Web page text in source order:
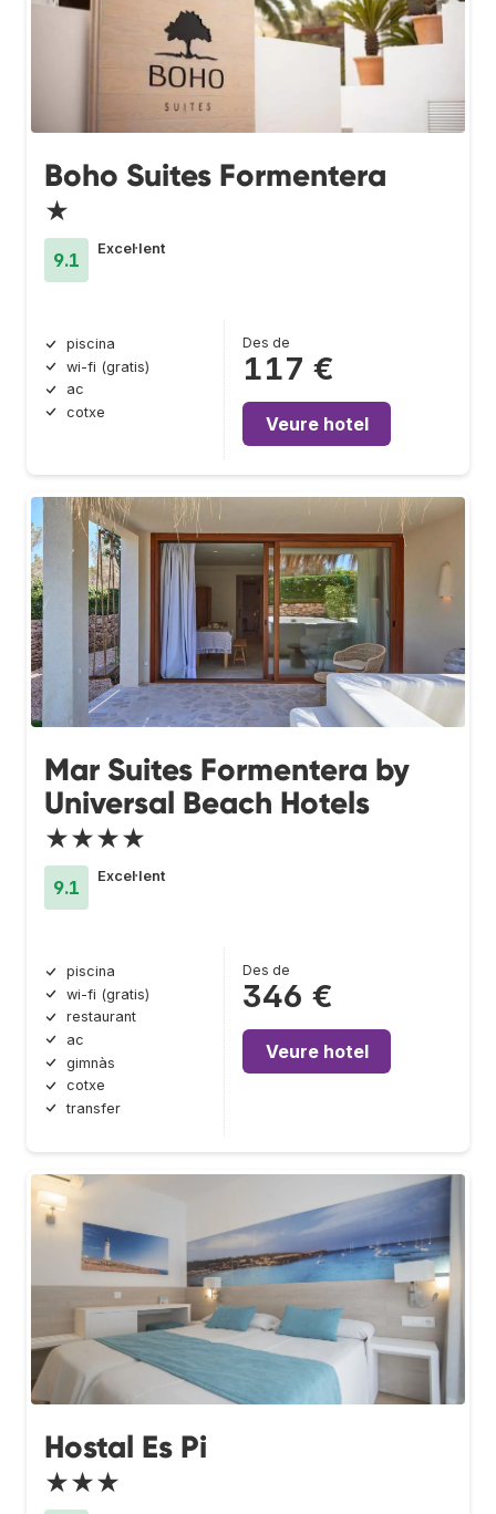
Boho Suites Formentera
★
9.1
Excel·lent
piscina
wi-fi (gratis)
ac
cotxe
Des de
117 €
Veure hotel
Mar Suites Formentera by
Universal Beach Hotels
★★★★
9.1
Excel·lent
piscina
wi-fi (gratis)
restaurant
ac
gimnàs
cotxe
transfer
Des de
346 €
Veure hotel
Hostal Es Pi
★★★